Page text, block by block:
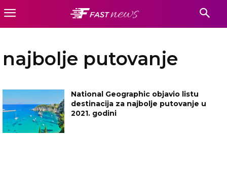
najbolje putovanje
National Geographic objavio listu
destinacija za najbolje putovanje u
2021. godini